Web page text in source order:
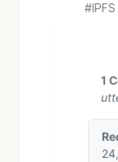
IPFS